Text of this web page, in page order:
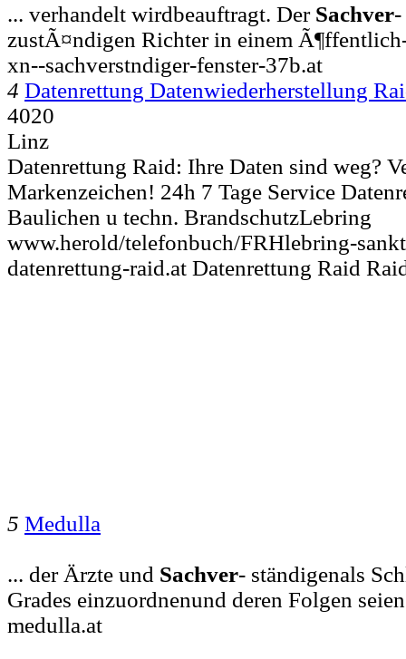
... verhandelt wirdbeauftragt. Der Sachver
zustÃ¤ndigen Richter in einem
xn--sachverstndiger-fenster-37b.at
4 Datenrettung Datenwiederherstellung
4020
Linz
Datenrettung Raid: Ihre Daten sind weg?
Markenzeichen! 24h 7 Tage Service
Baulichen u techn. BrandschutzLebring
www.herold/telefonbuch/FRHlebring-sankt
datenrettung-raid.at Datenrettung Raid
5 Medulla
... der Ärzte und Sachver- ständigenals
Grades einzuordnenund deren Folgen seien
medulla.at